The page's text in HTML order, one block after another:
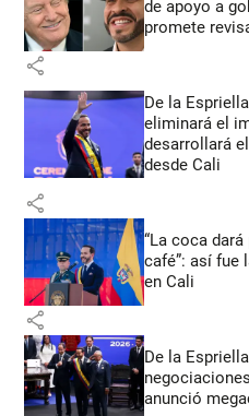
de apoyo a
promete
share
De la
eliminará el
desarrollará
desde Cali
share
“La coca
café”: así fue
en Cali
share
De la
anunció